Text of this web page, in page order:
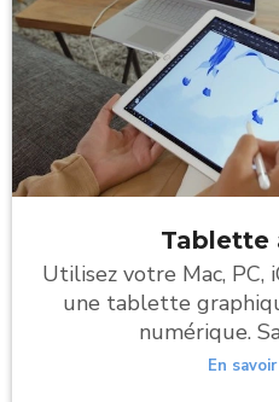
Tablette
Utilisez votre Mac, PC,
une tablette
numérique.
En